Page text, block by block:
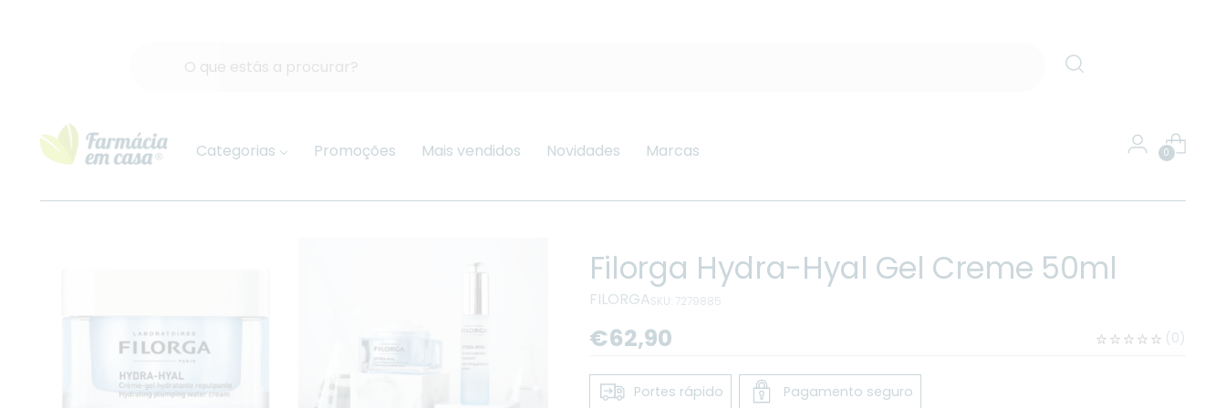
Categorias Promoções Mais vendidos Novidades Marcas 0
Filorga Hydra-Hyal Gel Creme 50ml
FILORGASKU: 7279885
Preço
regular
€62,90 (0)
Portes rápido Pagamento seguro